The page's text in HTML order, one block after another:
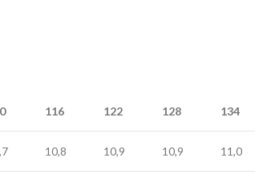
116 122 128 134
10,8 10,9 10,9 11,0